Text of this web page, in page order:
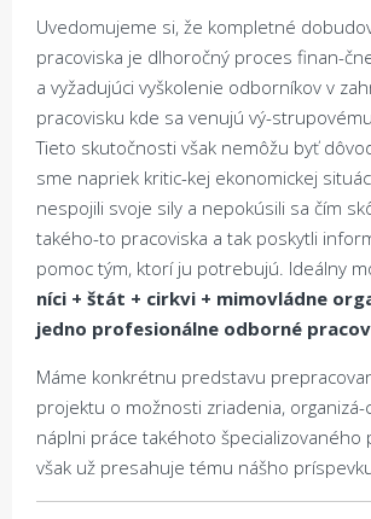
Uvedomujeme si, že kompletné
pracoviska je dlhoročný proces finan-
a vyžadujúci vyškolenie odborníkov v
pracovisku kde sa venujú vý-
Tieto skutočnosti však nemôžu byť
sme napriek kritic-kej ekonomickej
nespojili svoje sily a nepokúsili sa čím
takého-to pracoviska a tak poskytli
pomoc tým, ktorí ju potrebujú. Ideálny
níci + štát + cirkvi + mimovládne
jedno profesionálne odborné
Máme konkrétnu predstavu
projektu o možnosti zriadenia, organizá-
náplni práce takéhoto špecializovaného
však už presahuje tému nášho